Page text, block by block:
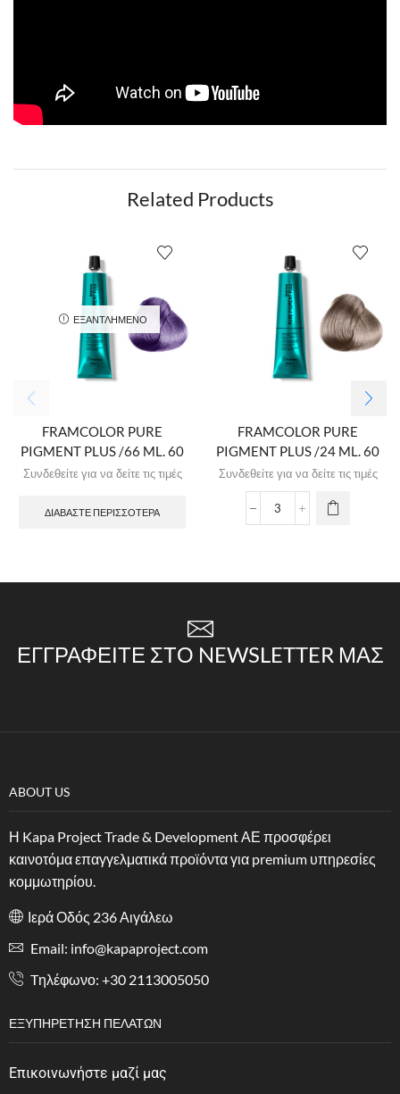
Related Products
ΕΞΑΝΤΛΗΜΈΝΟ
FRAMCOLOR PURE
PIGMENT PLUS /66 ML. 60
Συνδεθείτε για να δείτε τις τιμές
ΔΙΑΒΆΣΤΕ ΠΕΡΙΣΣΌΤΕΡΑ
FRAMCOLOR PURE
PIGMENT PLUS /24 ML. 60
Συνδεθείτε για να δείτε τις τιμές
ΕΓΓΡΑΦΕΊΤΕ ΣΤΟ NEWSLETTER ΜΑΣ
ABOUT US
Η Kapa Project Trade & Development ΑΕ προσφέρει
καινοτόμα επαγγελματικά προϊόντα για premium υπηρεσίες
κομμωτηρίου.
Ιερά Οδός 236 Αιγάλεω
Email: info@kapaproject.com
Tηλέφωνο: +30 2113005050
ΕΞΥΠΗΡΈΤΗΣΗ ΠΕΛΑΤΏΝ
Επικοινωνήστε μαζί μας